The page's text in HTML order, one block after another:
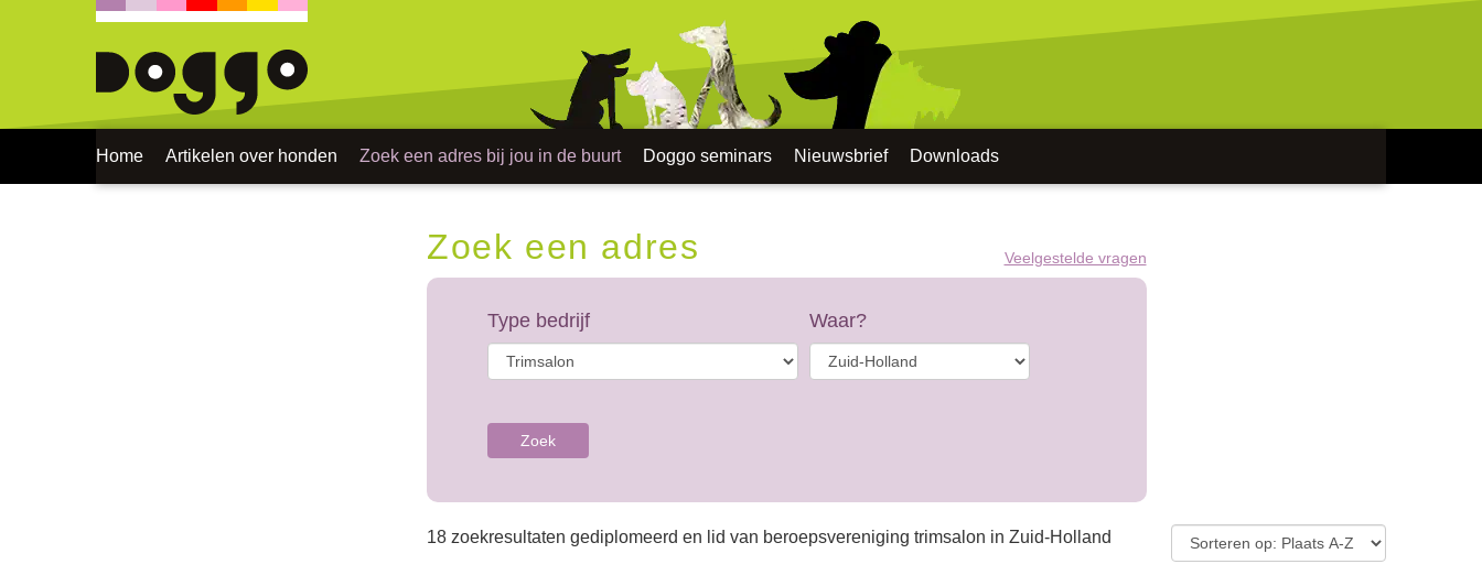
Home Artikelen over honden Zoek een adres bij jou in de buurt Doggo seminars Nieuwsbrief Downloads
Zoek een adres Veelgestelde vragen
Type bedrijf Waar?
Zoek
18 zoekresultaten gediplomeerd en lid van beroepsvereniging trimsalon in Zuid-Holland